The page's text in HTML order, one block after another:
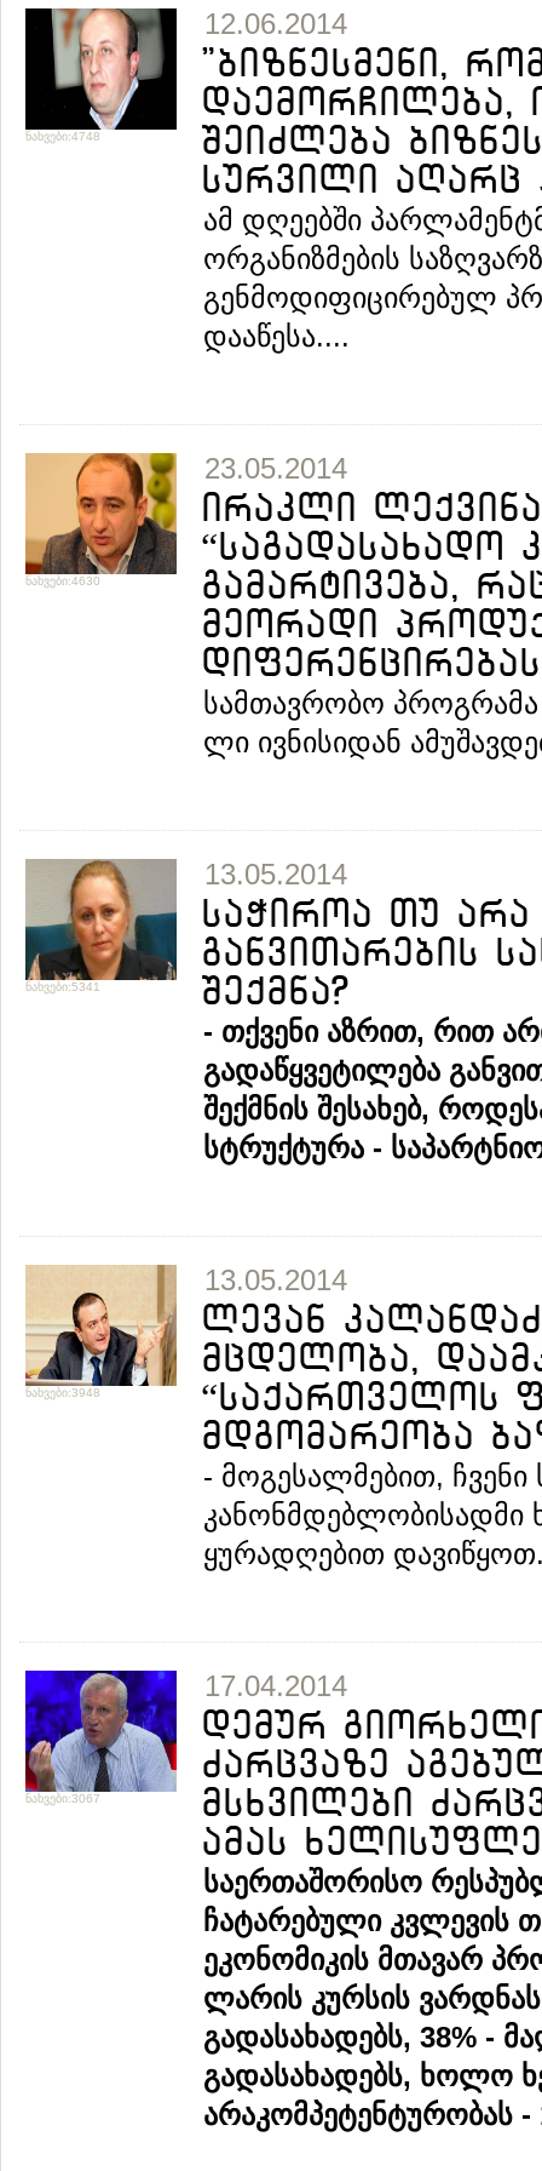
ნახვები:4748
12.06.2014
"ბიზნესმენი,
დაემორჩილება,
შეიძლება
სურვილი აღარც
ამ დღეებში
ორგანიზმების
გენმოდიფიცირებულ
დააწესა....
ნახვები:4630
23.05.2014
ირაკლი
“საგადასახადო
გამარტივება,
მეორადი
სამთავრობო პროგრამა
ლი ივნისიდან
ნახვები:5341
13.05.2014
საჭიროა თუ
განვითარების
შექმნა?
- თქვენი აზრით, რით
გადაწყვეტილება
შექმნის შესახებ,
სტრუქტურა -
ნახვები:3948
13.05.2014
ლევან
მცდელობა,
“საქართველოს
მდგომარეობა
- მოგესალმებით,
კანონმდებლობისადმი
ყურადღებით
ნახვები:3067
17.04.2014
დემურ
ძარცვაზე
მსხვილები
ამას
საერთაშორისო
ჩატარებული კვლევის
ეკონომიკის მთავარ
ლარის კურსის
გადასახადებს, 38% -
გადასახადებს, ხოლო
არაკომპეტენტურობას -